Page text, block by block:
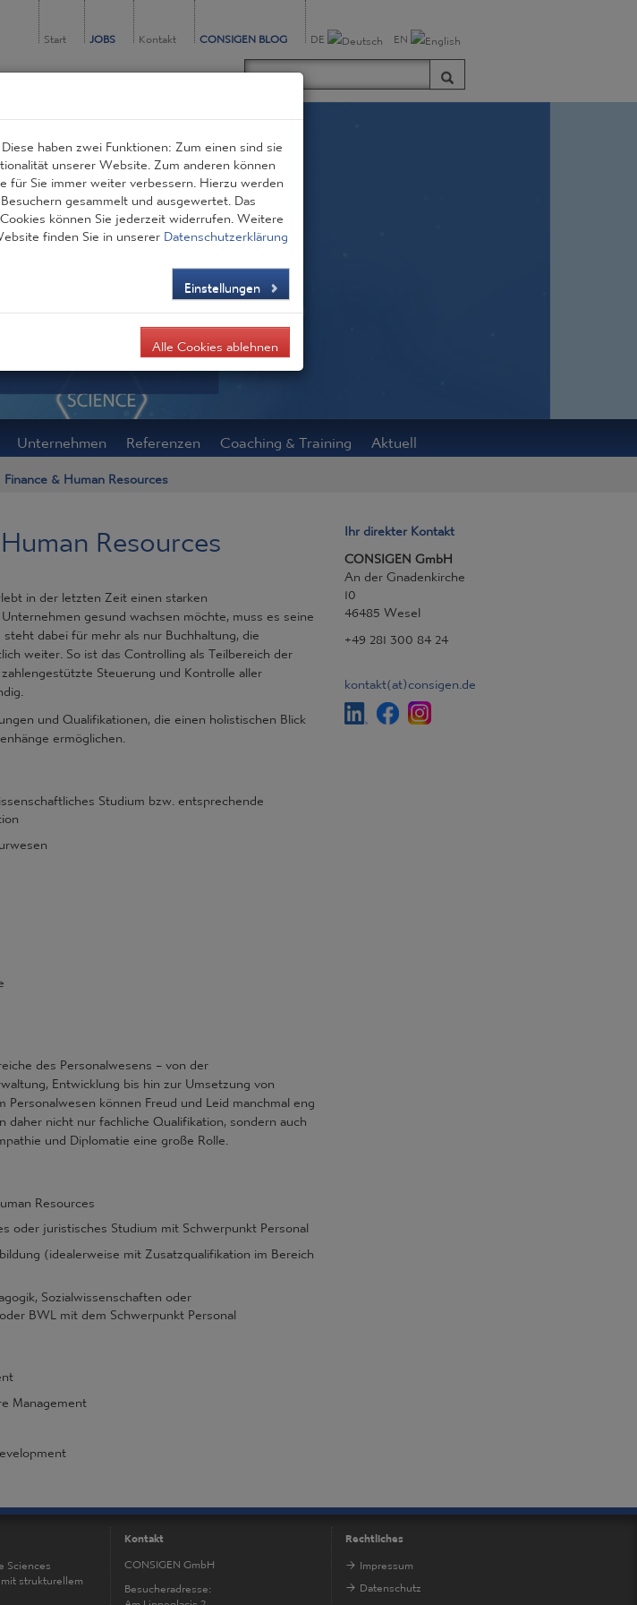
Start JOBS Kontakt CONSIGEN BLOG DE EN
Unternehmen Referenzen Coaching & Training Aktuell
Finance & Human Resources
Resources
in der letzten Zeit einen starken
gesund wachsen möchte, muss es seine
dabei für mehr als nur Buchhaltung, die
weiter. So ist das Controlling als Teilbereich der
Steuerung und Kontrolle aller
und Qualifikationen, die einen holistischen Blick
ermöglichen.
Studium bzw. entsprechende
des Personalwesens – von der
Entwicklung bis hin zur Umsetzung von
können Freud und Leid manchmal eng
daher nicht nur fachliche Qualifikation, sondern auch
und Diplomatie eine große Rolle.
Resources
oder juristisches Studium mit Schwerpunkt Personal
(idealerweise mit Zusatzqualifikation im Bereich
Sozialwissenschaften oder
BWL mit dem Schwerpunkt Personal
Management
Ihr direkter Kontakt
CONSIGEN GmbH
An der Gnadenkirche
10
46485 Wesel
+49 281 300 84 24
kontakt(at)consigen.de
Sciences
strukturellem
Kontakt
CONSIGEN GmbH
Besucheradresse:
Rechtliches
Impressum
Datenschutz
haben zwei Funktionen: Zum einen sind sie
unserer Website. Zum anderen können
Sie immer weiter verbessern. Hierzu werden
gesammelt und ausgewertet. Das
können Sie jederzeit widerrufen. Weitere
finden Sie in unsererDatenschutzerklärung
Einstellungen
Alle Cookies ablehnen